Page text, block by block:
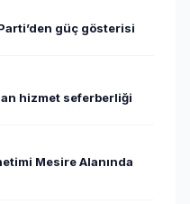
güç gösterisi
hizmet seferberliği
Mesire Alanında